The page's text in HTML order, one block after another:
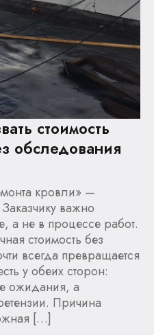
стоимость
обследования
кровли» —
важно
а не в процессе работ.
стоимость без
всегда превращается
у обеих сторон:
ожидания, а
Причина
[…]